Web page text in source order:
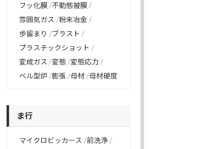
フッ化膜 不動態被膜
雰囲気ガス
粉末冶金
歩留まり
ブラスト
プラスチックショット
変成ガス
変態 変態応力
ベル型炉 膨張 母材 母材硬度
ま行
マイクロビッカース
前洗浄